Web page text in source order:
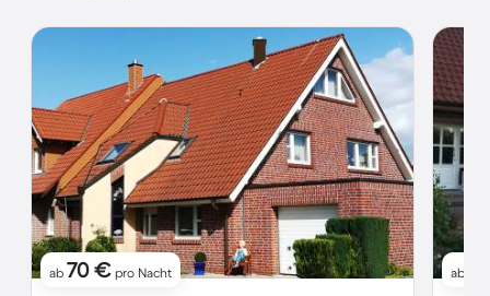
ab 70 € pro Nacht ab